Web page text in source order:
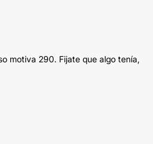
motiva 290. Fijate que algo tenía,